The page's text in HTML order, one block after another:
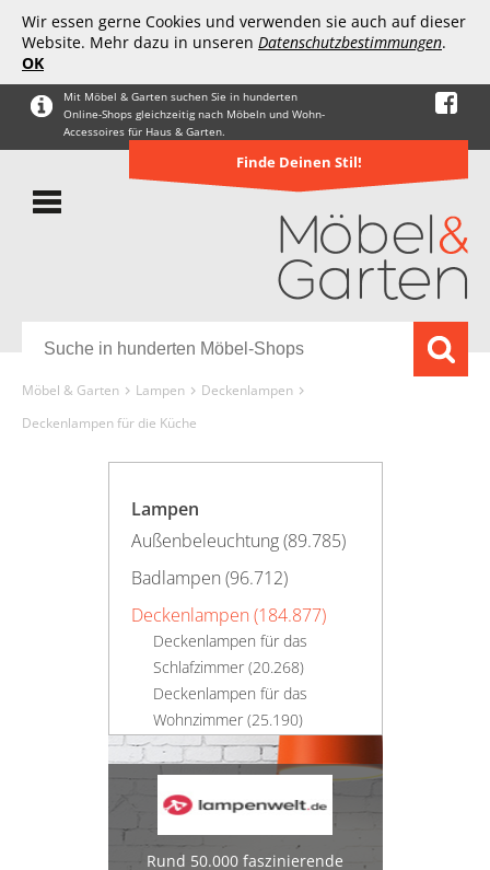
Wir essen gerne Cookies und verwenden sie auch auf dieser
Website. Mehr dazu in unseren Datenschutzbestimmungen.
OK
Mit Möbel & Garten suchen Sie in hunderten
Online-Shops gleichzeitig nach Möbeln und Wohn-
Accessoires für Haus & Garten.
Finde Deinen Stil!
Möbel & Garten Lampen
Deckenlampen
Deckenlampen für die Küche
Lampen
Außenbeleuchtung (89.785)
Badlampen (96.712)
Deckenlampen (184.877)
Deckenlampen für das
Schlafzimmer (20.268)
Deckenlampen für das
Wohnzimmer (25.190)
Deckenlampen für die Küche
(13.043)
Deckenlampen im Industrial-
Deckenstrahler (71.130)
Rund 50.000 faszinierende